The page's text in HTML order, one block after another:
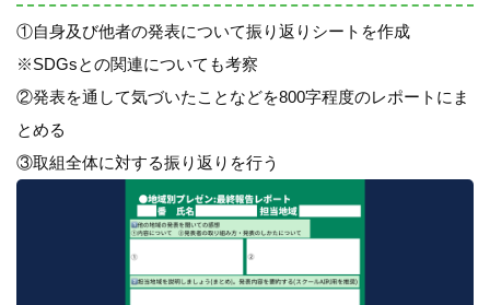
①自身及び他者の発表について振り返りシートを作成
※SDGsとの関連についても考察
②発表を通して気づいたことなどを800字程度のレポートにま
とめる
③取組全体に対する振り返りを行う